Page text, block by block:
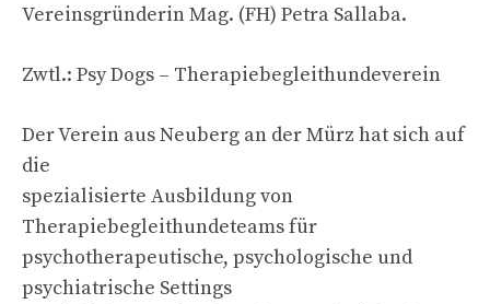
Vereinsgründerin Mag. (FH) Petra Sallaba.
Zwtl.: Psy Dogs – Therapiebegleithundeverein
Der Verein aus Neuberg an der Mürz hat sich auf
die
spezialisierte Ausbildung von
Therapiebegleithundeteams für
psychotherapeutische, psychologische und
psychiatrische Settings